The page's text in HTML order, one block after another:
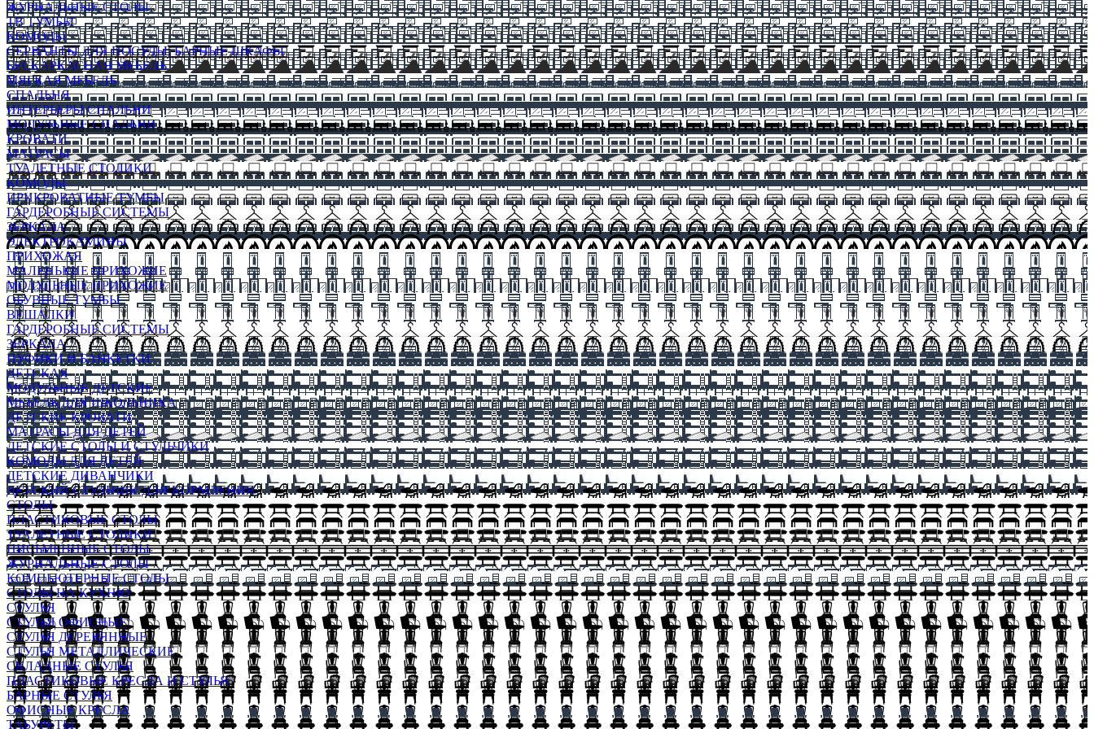
ЖУРНАЛЬНЫЕ СТОЛЫ
ТВ ТУМБЫ
КОМОДЫ
СЕРВАНТЫ ДЛЯ ПОСУДЫ, БАРНЫЕ ШКАФЫ
БЕСКАРКАСНАЯ МЕБЕЛЬ
МЯГКАЯ МЕБЕЛЬ
СПАЛЬНЯ
ИНТЕРЬЕРЫ СПАЛЬНИ
МОДУЛЬНЫЕ СПАЛЬНИ
КРОВАТИ
МАТРАСЫ
ТУАЛЕТНЫЕ СТОЛИКИ
КОМОДЫ
ПРИКРОВАТНЫЕ ТУМБЫ
ГАРДЕРОБНЫЕ СИСТЕМЫ
ЗЕРКАЛА
ЭЛЕКТРОКАМИНЫ
ПРИХОЖАЯ
МАЛЕНЬКИЕ ПРИХОЖИЕ
МОДУЛЬНЫЕ ПРИХОЖИЕ
ОБУВНЫЕ ТУМБЫ
ВЕШАЛКИ
ГАРДЕРОБНЫЕ СИСТЕМЫ
ЗЕРКАЛА
ПУФИКИ И БАНКЕТКИ
ДЕТСКАЯ
МОДУЛЬНЫЕ ДЕТСКИЕ
МЕБЕЛЬ ДЛЯ ШКОЛЬНИКА
ДЕТСКИЕ КРОВАТИ
МАТРАСЫ ДЛЯ ДЕТЕЙ
ДЕТСКИЕ СТОЛЫ И СТУЛЬЧИКИ
КОМОДЫ ДЛЯ ДЕТЕЙ
ДЕТСКИЕ ДИВАНЧИКИ
ДЕТСКИЙ СТУЛЬЧИК ДЛЯ КОРМЛЕНИЯ
СТОЛЫ
ПЛАСТИКОВЫЕ СТОЛЫ
ТУАЛЕТНЫЕ СТОЛИКИ
ПИСЬМЕННЫЕ СТОЛЫ
ЖУРНАЛЬНЫЕ СТОЛЫ
КОМПЬЮТЕРНЫЕ СТОЛЫ
СТОЛЫ НА КУХНЮ
СТУЛЬЯ
СТУЛЬЯ ОФИСНЫЕ
СТУЛЬЯ ДЕРЕВЯННЫЕ
СТУЛЬЯ МЕТАЛЛИЧЕСКИЕ
СКЛАДНЫЕ СТУЛЬЯ
ПЛАСТИКОВЫЕ КРЕСЛА И СТУЛЬЯ
БАРНЫЕ СТУЛЬЯ
ОФИСНЫЕ КРЕСЛА
ТАБУРЕТЫ